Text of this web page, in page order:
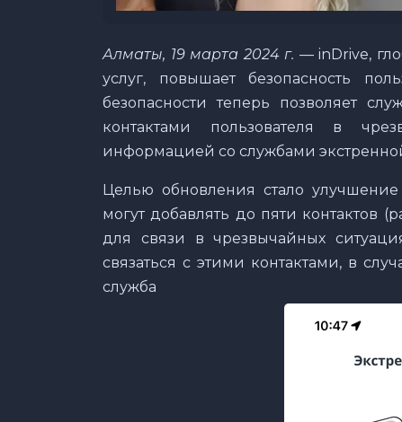
Алматы, 19 марта 2024 г. — inDrive,
услуг, повышает безопасность
безопасности теперь позволяет
контактами пользователя в
информацией со службами
Целью обновления стало улучшение
могут добавлять до пяти
для связи в чрезвычайных
связаться с этими контактами, в
служба